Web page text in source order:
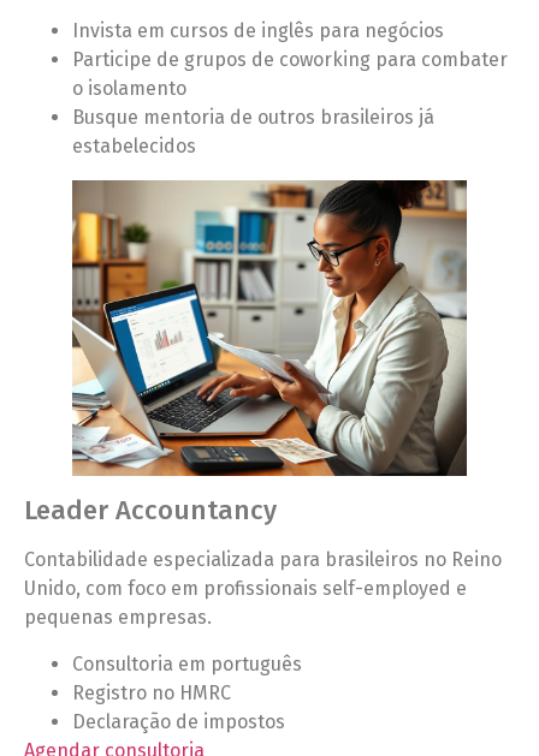
Invista em cursos de inglês para negócios
Participe de grupos de coworking para combater
o isolamento
Busque mentoria de outros brasileiros já
estabelecidos
Leader Accountancy
Contabilidade especializada para brasileiros no Reino
Unido, com foco em profissionais self-employed e
pequenas empresas.
Consultoria em português
Registro no HMRC
Declaração de impostos
Agendar consultoria